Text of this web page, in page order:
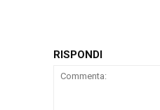
RISPONDI